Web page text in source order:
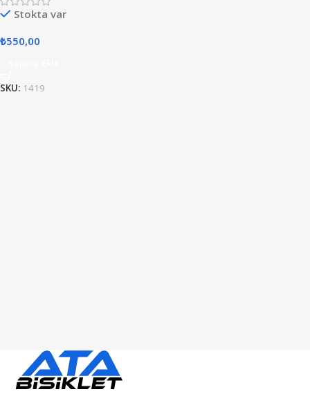
Stokta var
₺550,00
SKU: 1419